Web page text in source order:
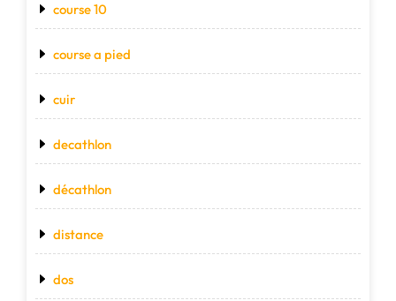
course 10
course a pied
cuir
decathlon
décathlon
distance
dos